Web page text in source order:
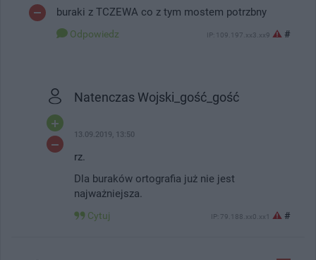
buraki z TCZEWA co z tym mostem potrzbny
Odpowiedz IP: 109.197.xx3.xx9 #
Natenczas Wojski_gość_gość
13.09.2019, 13:50
rz.
Dla buraków ortografia już nie jest
najważniejsza.
Cytuj IP: 79.188.xx0.xx1 #